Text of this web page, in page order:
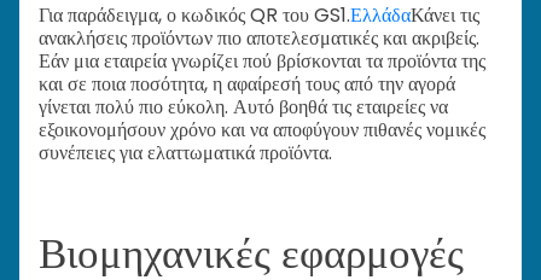
Για παράδειγμα, ο κωδικός QR του GS1.ΕλλάδαΚάνει τις
ανακλήσεις προϊόντων πιο αποτελεσματικές και ακριβείς.
Εάν μια εταιρεία γνωρίζει πού βρίσκονται τα προϊόντα της
και σε ποια ποσότητα, η αφαίρεσή τους από την αγορά
γίνεται πολύ πιο εύκολη. Αυτό βοηθά τις εταιρείες να
εξοικονομήσουν χρόνο και να αποφύγουν πιθανές νομικές
συνέπειες για ελαττωματικά προϊόντα.
Βιομηχανικές εφαρμογές